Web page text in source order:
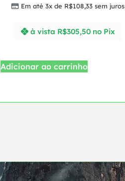
Em até 3x de R$108,33sem juros
à vista R$305,50 no Pix
Adicionar ao carrinho